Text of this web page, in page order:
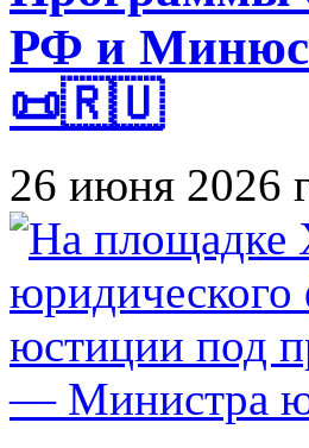
РФ и
📜🇷🇺
26 июня 2026